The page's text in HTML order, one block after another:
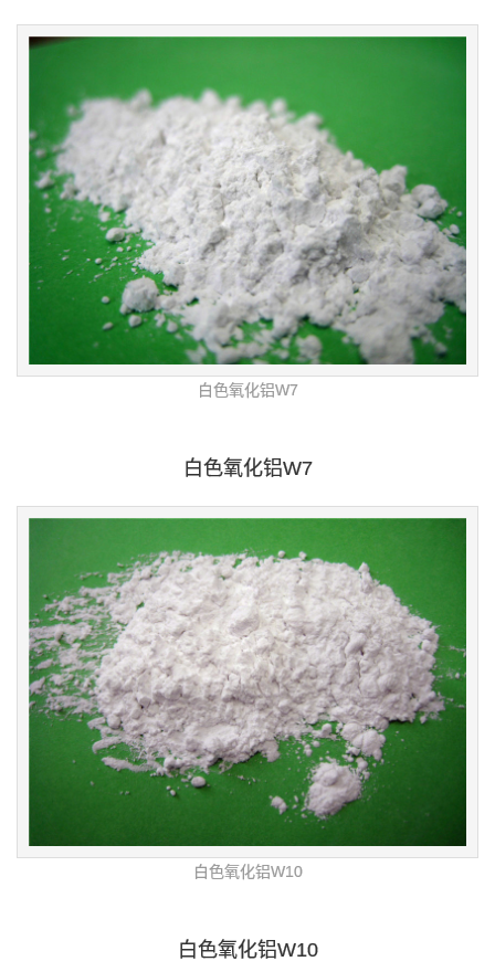
白色氧化铝W7
白色氧化铝W7
白色氧化铝W10
白色氧化铝W10